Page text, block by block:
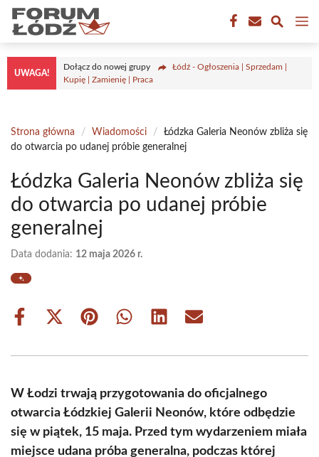
Przejdź
treści
UWAGA!
Dołącz do nowej grupy
Łódź - Ogłoszenia | Sprzedam |
Kupię | Zamienię | Praca
Strona główna / Wiadomości /
Łódzka Galeria Neonów zbliża się
do otwarcia po udanej próbie generalnej
Łódzka Galeria Neonów zbliża się
do otwarcia po udanej próbie
generalnej
Data dodania: 12 maja 2026 r.
Share
Share
(Twitter)
Share Share Share Share
W Łodzi trwają przygotowania do oficjalnego
otwarcia Łódzkiej Galerii Neonów, które odbędzie
się w piątek, 15 maja. Przed tym wydarzeniem miała
miejsce udana próba generalna, podczas której